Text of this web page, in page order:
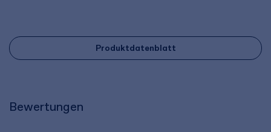
Produktdatenblatt
Bewertungen